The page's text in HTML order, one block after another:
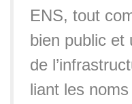
ENS, tout
bien public et
de
liant les